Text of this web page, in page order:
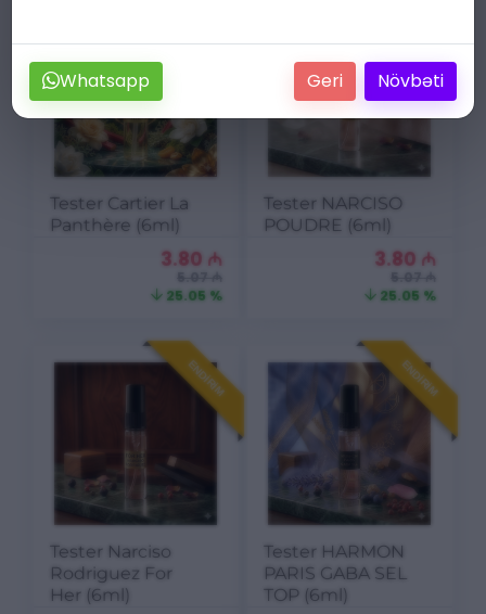
Tester Cartier La
Panthère (6ml)
3.80 ₼
5.07 ₼
25.05 %
Tester NARCISO
POUDRE (6ml)
3.80 ₼
5.07 ₼
25.05 %
ENDIRIM
Tester Narciso
Rodriguez For
Her (6ml)
ENDIRIM
Tester HARMON
PARIS GABA SEL
TOP (6ml)
Whatsapp Geri Növbəti